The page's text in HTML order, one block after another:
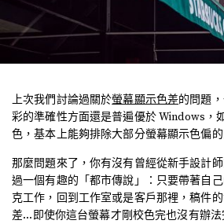
上次我們討論過關於螢幕顯示色差的問題
彩的準確性方面還是普遍優於 Windows，
色，基本上能夠排除大部分螢幕顯示色偏的
那麼問題來了，你有沒有曾經從新手設計
過一個有趣的「都市傳說」：只要帶著自
克工作，回到工作室或是客戶那裡，稿件
差...即使你這台螢幕才剛校色完也沒有辦